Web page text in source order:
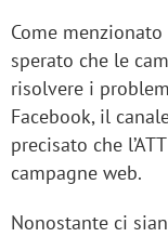
Come
sperato che le
risolvere i
Facebook, il
precisato che
campagne web.
Nonostante ci